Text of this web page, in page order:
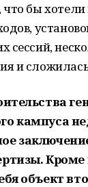
бы хотели
сессий,
и
кампуса
Кроме
объект